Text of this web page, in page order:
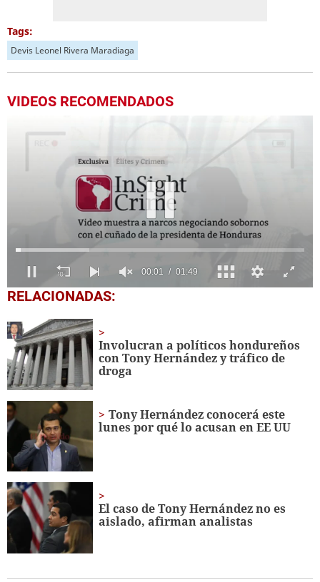
Tags:
Devis Leonel Rivera Maradiaga
VIDEOS RECOMENDADOS
0
seconds
1
minute,
49
seconds
RELACIONADAS:
Involucran a políticos hondureños
con Tony Hernández y tráfico de
droga
Tony Hernández conocerá este
lunes por qué lo acusan en EE UU
El caso de Tony Hernández no es
aislado, afirman analistas